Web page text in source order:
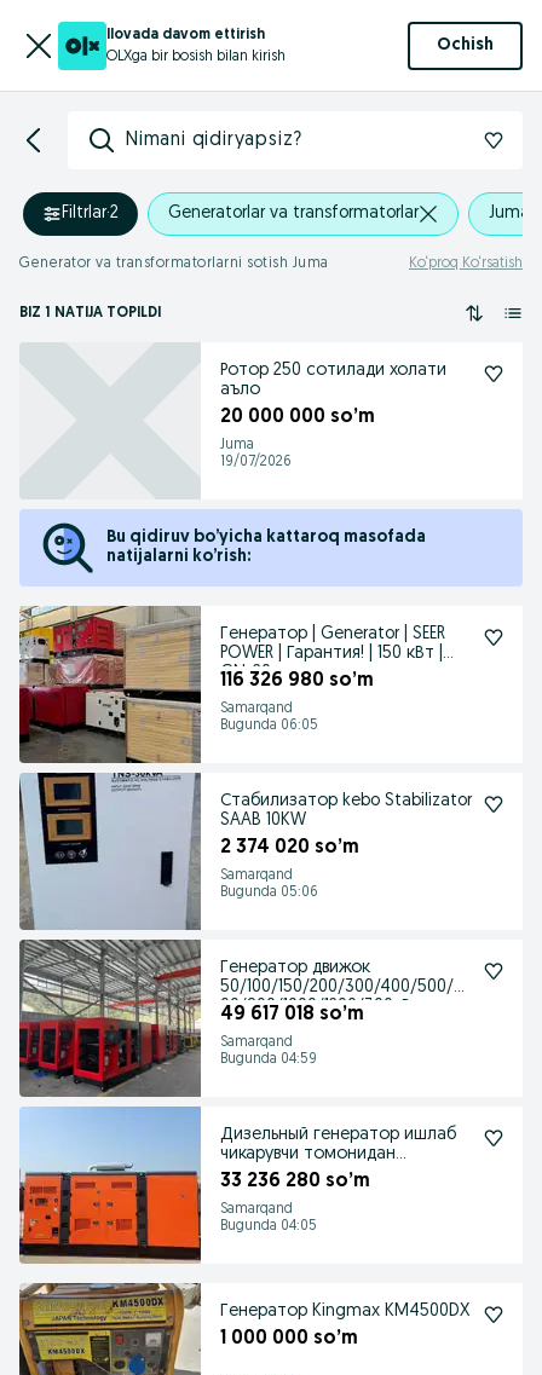
Ilovada davom ettirish
OLXga bir bosish bilan kirish
Ochish
Nimani qidiryapsiz?
Filtrlar·2 Generatorlar va transformatorlar Juma
Generator va transformatorlarni sotish Juma Ko‘proq Ko‘rsatish
BIZ 1 NATIJA TOPILDI
Ротор 250 сотилади холати
аъло
20 000 000 so’m
Juma
19/07/2026
Bu qidiruv bo’yicha kattaroq masofada
natijalarni ko’rish:
Генератор | Generator | SEER
POWER | Гарантия! | 150 кВт |
GN-20
116 326 980 so’m
Samarqand
Bugunda 06:05
Стабилизатор kebo Stabilizator
SAAB 10KW
2 374 020 so’m
Samarqand
Bugunda 05:06
Генератор движок
50/100/150/200/300/400/500/6
00/800/1000/1200/300кВт
49 617 018 so’m
Samarqand
Bugunda 04:59
Дизельный генератор ишлаб
чикарувчи томонидан
сотилади
33 236 280 so’m
Samarqand
Bugunda 04:05
Генератор Kingmax KM4500DX
1 000 000 so’m